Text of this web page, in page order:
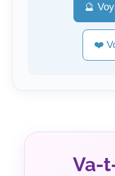
🔮
❤️
Va-